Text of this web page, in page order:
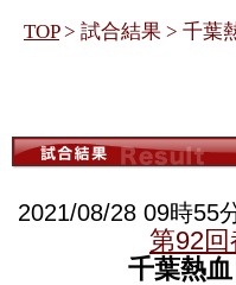
TOP> 試合結果 > 千葉
2021/08/28 09時55
第92
千葉熱